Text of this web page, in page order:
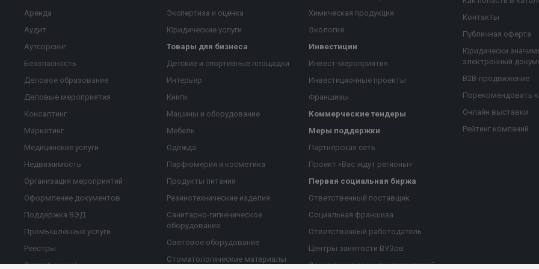
Аренда
Аудит
Аутсорсинг
Безопасность
Деловое образование
Деловые мероприятия
Консалтинг
Маркетинг
Медицинские услуги
Недвижимость
Организация мероприятий
Оформление документов
Поддержка ВЭД
Промышленные услуги
Реестры
Сертификация
Экспертиза и оценка
Юридические услуги
Товары для бизнеса
Детские и спортивные площадки
Интерьер
Книги
Машины и оборудование
Мебель
Одежда
Парфюмерия и косметика
Продукты питания
Резинотехнические изделия
Санитарно-гигиеническое
оборудование
Световое оборудование
Стоматологические материалы
Химическая продукция
Экология
Инвестиции
Инвест-мероприятия
Инвестиционные проекты
Франшизы
Коммерческие тендеры
Меры поддержки
Партнерская сеть
Проект «Вас ждут регионы»
Первая социальная биржа
Ответственный поставщик
Социальная франшиза
Ответственный работодатель
Центры занятости ВУЗов
Социальные проекты территорий
Контакты
Публичная оферта
Юридически
электронный
B2B-продвижение
Порекомендовать
Онлайн выставки
Рейтинг компаний